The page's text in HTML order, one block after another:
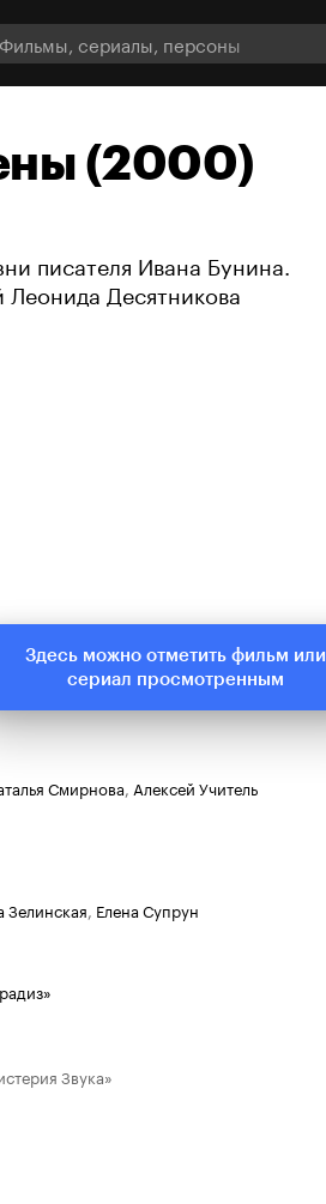
(2000)
писателя Ивана Бунина.
Десятникова
красота и быстротечная
Смирнова, Алексей Учитель
Зелинская, Елена Супрун
Звука»
Здесь можно отметить фильм или
сериал просмотренным